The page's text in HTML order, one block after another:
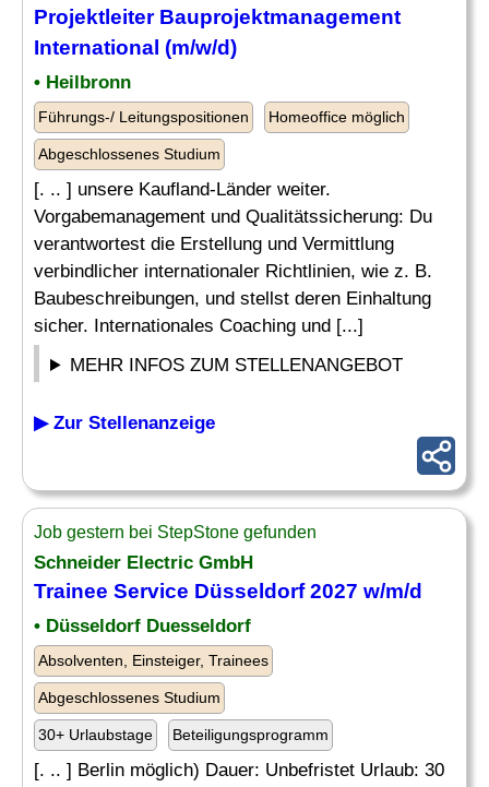
Projektleiter Bauprojektmanagement
International (m/w/d)
• Heilbronn
Führungs-/ Leitungspositionen Homeoffice möglich
Abgeschlossenes Studium
[. .. ] unsere Kaufland-Länder weiter.
Vorgabemanagement und Qualitätssicherung: Du
verantwortest die Erstellung und Vermittlung
verbindlicher internationaler Richtlinien, wie z. B.
Baubeschreibungen, und stellst deren Einhaltung
sicher. Internationales Coaching und [...]
MEHR INFOS ZUM STELLENANGEBOT
▶ Zur Stellenanzeige
Job gestern bei StepStone gefunden
Schneider Electric GmbH
Trainee Service Düsseldorf 2027 w/m/d
• Düsseldorf Duesseldorf
Absolventen, Einsteiger, Trainees
Abgeschlossenes Studium
30+ Urlaubstage Beteiligungsprogramm
[. .. ] Berlin möglich) Dauer: Unbefristet Urlaub: 30